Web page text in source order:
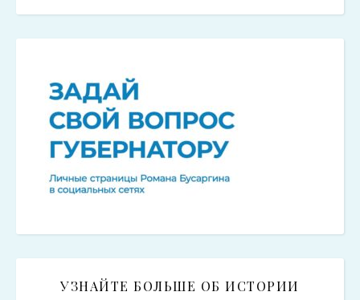
УЗНАЙТЕ БОЛЬШЕ ОБ ИСТОРИИ